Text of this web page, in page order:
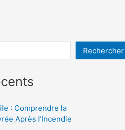
Rechercher
: Comprendre la
Après l’Incendie